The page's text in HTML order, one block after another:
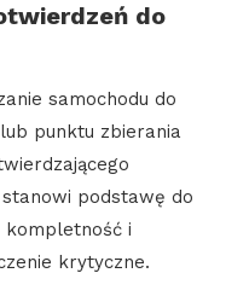
do
samochodu do
punktu zbierania
podstawę do
i
krytyczne.